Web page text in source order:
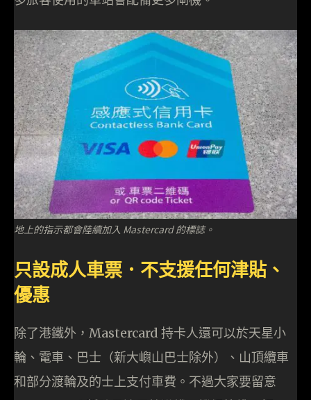
地上的指示都會陸續加入 Mastercard 的標誌。
只設成人車票．不支援任何津貼、
優惠
除了港鐵外，Mastercard 持卡人還可以於天星小
輪、電車、巴士（新大嶼山巴士除外）、山頂纜車
和部分渡輪及的士上支付車費。不過大家要留意